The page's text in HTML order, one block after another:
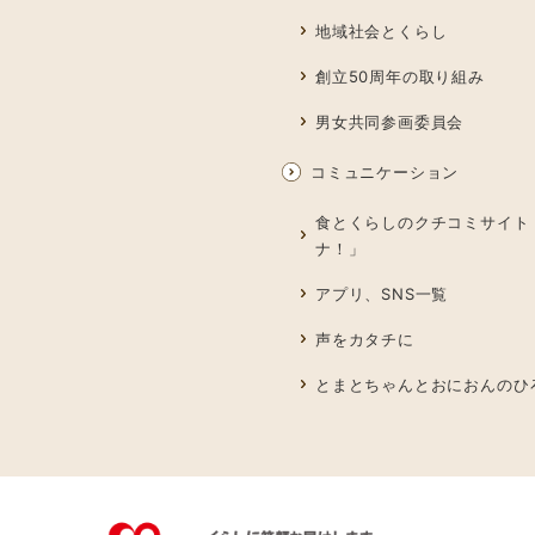
地域社会とくらし
創立50周年の取り組み
男女共同参画委員会
コミュニケーション
食とくらしのクチコミサイト
ナ！」
アプリ、SNS一覧
声をカタチに
とまとちゃんとおにおんのひ